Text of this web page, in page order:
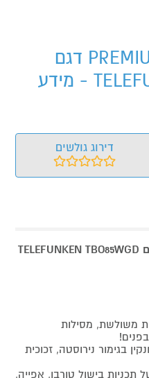
תנור בנוי 76 ליטר PREMIUM דגם
TELEFUNKEN TBO85WGD - מידע
דירוג גולשים
תנור בנוי 76 ליטר PREMIUM דגם TELEFUNKEN TBO85WGD
משולשת, מסילות
בגימור נירוסטה, זכוכית
בישול טורבו, אפייה,